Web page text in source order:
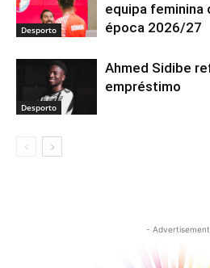
Desporto
equipa feminina
época 2026/27
Desporto
Ahmed Sidibe
empréstimo
-